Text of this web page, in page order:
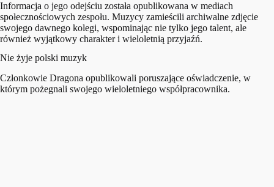
Informacja o jego odejściu została opublikowana w mediach
społecznościowych zespołu. Muzycy zamieścili archiwalne zdjęcie
swojego dawnego kolegi, wspominając nie tylko jego talent, ale
również wyjątkowy charakter i wieloletnią przyjaźń.
Nie żyje polski muzyk
Członkowie Dragona opublikowali poruszające oświadczenie, w
którym pożegnali swojego wieloletniego współpracownika.